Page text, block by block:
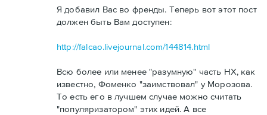
Я добавил Вас во френды. Теперь вот этот пост
должен быть Вам доступен:
http://falcao.livejournal.com/144814.html
Всю более или менее "разумную" часть НХ, как
известно, Фоменко "заимствовал" у Морозова.
То есть его в лучшем случае можно считать
"популяризатором" этих идей. А все